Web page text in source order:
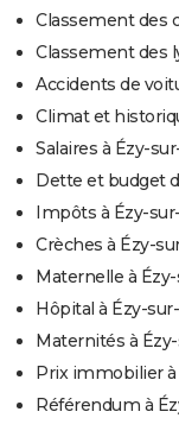
Classement des
Classement des
Accidents de
Climat et
Salaires à Ézy-
Dette et budget
Impôts à Ézy-
Crèches à Ézy-
Maternelle à
Hôpital à Ézy-
Maternités à
Prix immobilier à
Référendum à